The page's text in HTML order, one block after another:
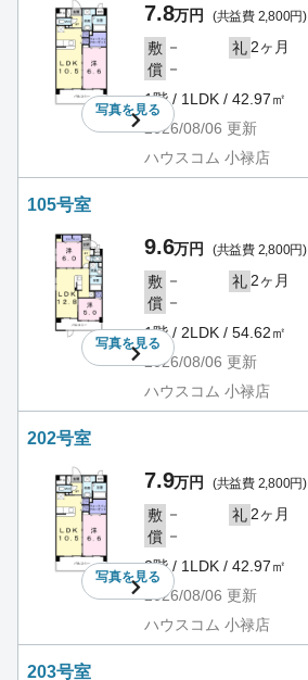
写真を見る
7.8万円 (共益費 2,800円)
敷 － 礼2ヶ月
償 －
1階 / 1LDK / 42.97㎡
2026/08/06 更新
ハウスコム 小禄店
105号室
写真を見る
9.6万円 (共益費 2,800円)
敷 － 礼2ヶ月
償 －
1階 / 2LDK / 54.62㎡
2026/08/06 更新
ハウスコム 小禄店
202号室
写真を見る
7.9万円 (共益費 2,800円)
敷 － 礼2ヶ月
償 －
2階 / 1LDK / 42.97㎡
2026/08/06 更新
ハウスコム 小禄店
203号室